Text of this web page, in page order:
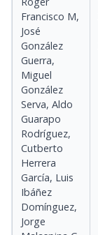
Francisco M,
José
González
Guerra,
Miguel
González
Serva, Aldo
Guarapo
Rodríguez,
Cutberto
Herrera
García, Luis
Ibáñez
Domínguez,
Jorge